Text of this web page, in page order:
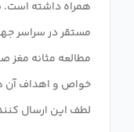
همراه داشته است.
مستقر در سراسر
مطالعه مثانه مغز
خواص و اهداف آن
لطف این ارسال